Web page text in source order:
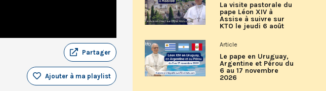
Partager
Ajouter à ma playlist
La visite pastorale du
pape Léon XIV à
Assise à suivre sur
KTO le jeudi 6 août
Article
Le pape en Uruguay,
Argentine et Pérou du
6 au 17 novembre
2026